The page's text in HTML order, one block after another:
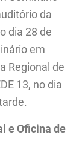
da
dia 28 de
em
Regional de
13, no dia
e Oficina de